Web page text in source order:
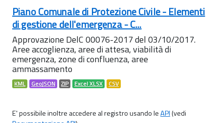
Piano Comunale di Protezione Civile - Elementi
di gestione dell'emergenza - C...
Approvazione DelC 00076-2017 del 03/10/2017.
Aree accoglienza, aree di attesa, viabilità di
emergenza, zone di confluenza, aree
ammassamento
KML GeoJSON ZIP Excel XLSX CSV
E' possibile inoltre accedere al registro usando leAPI(vedi